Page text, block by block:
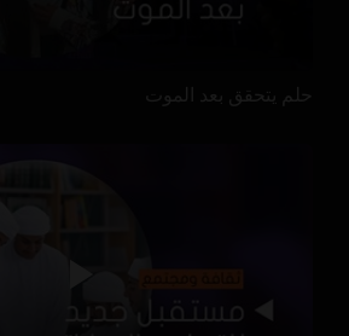
حلم يتحقق بعد الموت